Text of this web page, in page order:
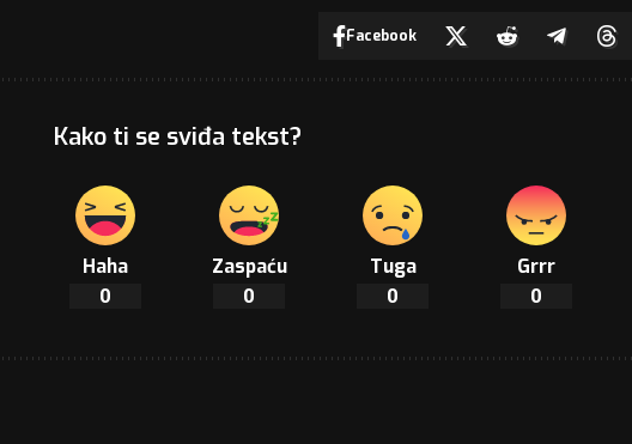
Facebook
Kako ti se sviđa tekst?
Haha
0
Zaspaću
0
Tuga
0
Grrr
0